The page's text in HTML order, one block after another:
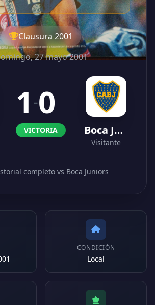
Clausura 2001
27 mayo 2001
1 -0
VICTORIA Boca Juniors
Visitante
completo vs Boca Juniors
CONDICIÓN
Local